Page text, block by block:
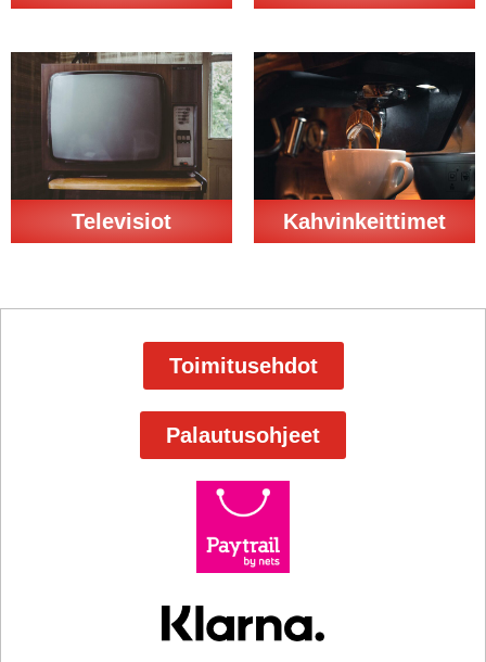
Televisiot Kahvinkeittimet
Toimitusehdot
Palautusohjeet